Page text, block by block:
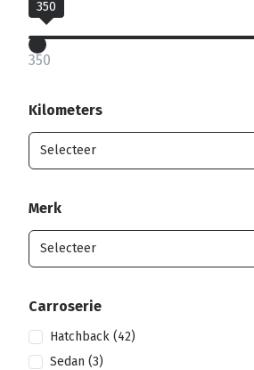
350
350
Kilometers
Merk
Carroserie
Hatchback (42)
Sedan (3)